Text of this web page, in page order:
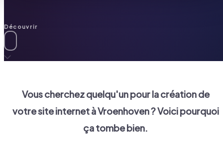
Découvrir
Vous cherchez quelqu'un pour la création de
votre site internet àVroenhoven? Voici pourquoi
ça tombe bien.